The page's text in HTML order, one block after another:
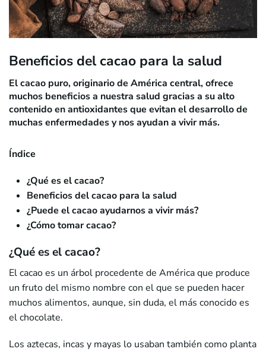
Beneficios del cacao para la salud
El cacao puro, originario de América central, ofrece
muchos beneficios a nuestra salud gracias a sualto
contenido en antioxidantesque evitan el desarrollo de
muchas enfermedades y nos ayudan a vivir más.
Índice
¿Qué es el cacao?
Beneficios del cacao para la salud
¿Puede el cacao ayudarnos a vivir más?
¿Cómo tomar cacao?
¿Qué es el cacao?
El cacao es un árbol procedente de América que produce
un fruto del mismo nombre con el que se pueden hacer
muchos alimentos, aunque, sin duda, el más conocido es
el chocolate.
Los aztecas, incas y mayas lo usaban también como planta